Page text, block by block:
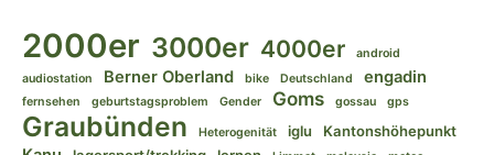
2000er 3000er 4000er
android
audiostation
Berner Oberland bike Deutschland engadin
fernsehen geburtstagsproblem Gender Goms gossau gps
Graubünden Heterogenität iglu Kantonshöhepunkt